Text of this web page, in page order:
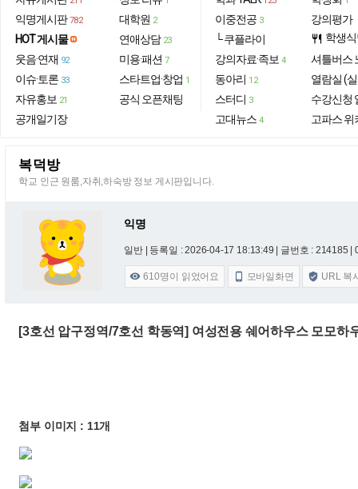
익명게시판 782
HOT 게시물
웃음·연재 92
이슈·토론 33
자유홍보 21
공개일기장
대학원 2
연애상담 23
미용·패션 7
스타트업·창업 1
공식 오픈채팅
이중전공 3
└ 쿠플라이
강의자료·족보 4
동아리 12
스터디 3
고대뉴스 4
강의평가
restaurant 학생
셔틀버스
열람실 (
수강신청
고파스 위
복덕방
학교 인근 원룸,자취,하숙방 정보 게시판입니다.
익명
일반 | 등록일 : 2026-04-17 18:13:49 | 글번호 : 214185 |
 610명이 읽었어요  모바일화면  URL 복
[3호선 압구정역/7호선 학동역] 여성전용 쉐어하우스 모모하
첨부 이미지 : 11개